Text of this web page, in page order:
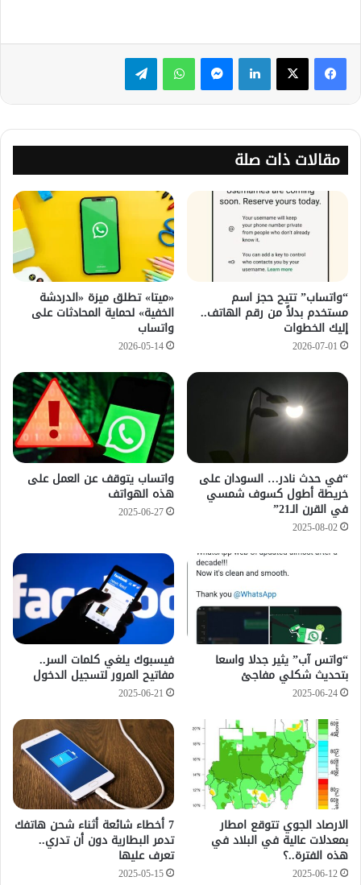
لينكدإن ماسنجر واتساب تيلقرام
مقالات ذات صلة
“واتساب” تتيح حجز اسم
مستخدم بدلاً من رقم الهاتف..
إليك الخطوات
2026-07-01
«ميتا» تطلق ميزة «الدردشة
الخفية» لحماية المحادثات على
واتساب
2026-05-14
“في حدث نادر… السودان على
خريطة أطول كسوف شمسي
في القرن الـ21”
2025-08-02
واتساب يتوقف عن العمل على
هذه الهواتف
2025-06-27
“واتس آب” يثير جدلا واسعا
بتحديث شكلي مفاجئ
2025-06-24
فيسبوك يلغي كلمات السر..
مفاتيح المرور لتسجيل الدخول
2025-06-21
الارصاد الجوي تتوقع امطار
بمعدلات عالية في البلاد في
هذه الفترة..؟
2025-06-12
7 أخطاء شائعة أثناء شحن هاتفك
تدمر البطارية دون أن تدري..
تعرف عليها
2025-05-15